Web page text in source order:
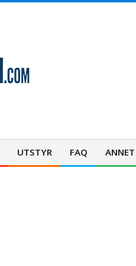
UTSTYR FAQ ANNET